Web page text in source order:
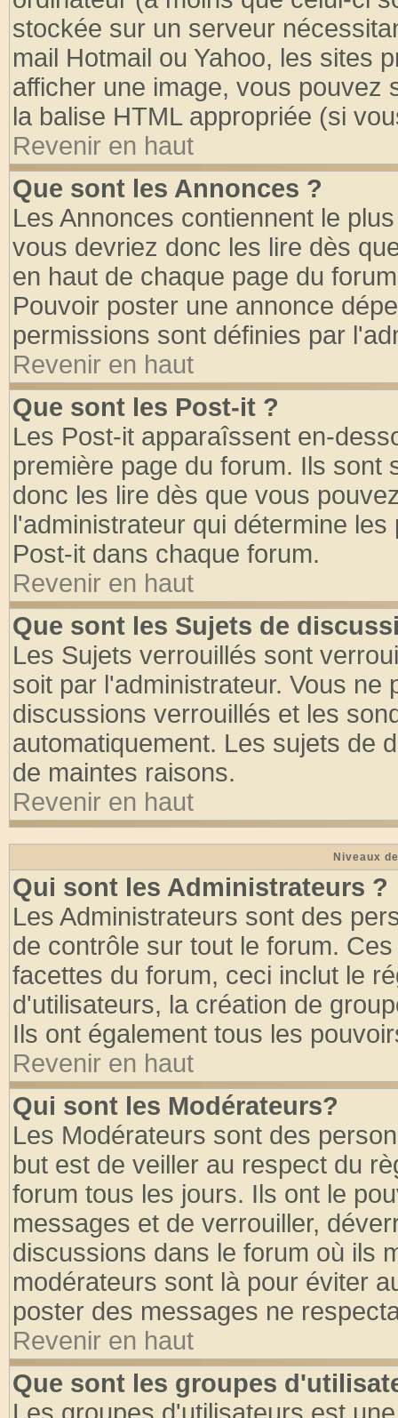
stockée sur un serveur
mail Hotmail ou Yahoo, les sites
afficher une image, vous pouvez
la balise HTML appropriée (si
Revenir en haut
Que sont les Annonces ?
Les Annonces contiennent le
vous devriez donc les lire dès
en haut de chaque page du
Pouvoir poster une annonce
permissions sont définies par
Revenir en haut
Que sont les Post-it ?
Les Post-it apparaîssent en-
première page du forum. Ils
donc les lire dès que vous
l'administrateur qui détermine
Post-it dans chaque forum.
Revenir en haut
Que sont les Sujets de
Les Sujets verrouillés sont
soit par l'administrateur. Vous
discussions verrouillés et les
automatiquement. Les sujets de
de maintes raisons.
Revenir en haut
Niveaux
Qui sont les Administrateurs ?
Les Administrateurs sont des
de contrôle sur tout le forum.
facettes du forum, ceci inclut le
d'utilisateurs, la création de
Ils ont également tous les
Revenir en haut
Qui sont les Modérateurs?
Les Modérateurs sont des
but est de veiller au respect du
forum tous les jours. Ils ont le
messages et de verrouiller,
discussions dans le forum où ils
modérateurs sont là pour éviter
poster des messages ne
Revenir en haut
Que sont les groupes